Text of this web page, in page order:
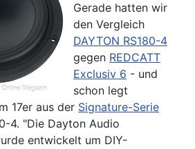
Gerade hatten wir
den Vergleich
DAYTON RS180-4
gegen REDCATT
Exclusiv 6 - und
schon legt
17er aus der Signature-Serie
4. "Die Dayton Audio
entwickelt um DIY-